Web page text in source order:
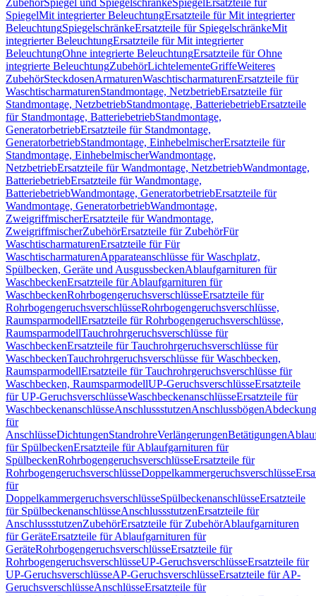
ZubehörSpiegel und SpiegelschränkeSpiegel Ersatzteile für
SpiegelMit integrierter BeleuchtungErsatzteile für Mit integrierter
BeleuchtungSpiegelschränkeErsatzteile für SpiegelschränkeMit
integrierter BeleuchtungErsatzteile für Mit integrierter
BeleuchtungOhne integrierte BeleuchtungErsatzteile für Ohne
integrierte BeleuchtungZubehörLichtelementeGriffeWeiteres
ZubehörSteckdosenArmaturenWaschtischarmaturenErsatzteile für
WaschtischarmaturenStandmontage, NetzbetriebErsatzteile für
Standmontage, NetzbetriebStandmontage, BatteriebetriebErsatzteile
für Standmontage, BatteriebetriebStandmontage,
GeneratorbetriebErsatzteile für Standmontage,
GeneratorbetriebStandmontage, EinhebelmischerErsatzteile für
Standmontage, EinhebelmischerWandmontage,
NetzbetriebErsatzteile für Wandmontage, NetzbetriebWandmontage,
BatteriebetriebErsatzteile für Wandmontage,
BatteriebetriebWandmontage, GeneratorbetriebErsatzteile für
Wandmontage, GeneratorbetriebWandmontage,
ZweigriffmischerErsatzteile für Wandmontage,
ZweigriffmischerZubehörErsatzteile für ZubehörFür
WaschtischarmaturenErsatzteile für Für
WaschtischarmaturenApparateanschlüsse für Waschplatz,
Spülbecken, Geräte und AusgussbeckenAblaufgarnituren für
WaschbeckenErsatzteile für Ablaufgarnituren für
WaschbeckenRohrbogengeruchsverschlüsseErsatzteile für
RohrbogengeruchsverschlüsseRohrbogengeruchsverschlüsse,
RaumsparmodellErsatzteile für Rohrbogengeruchsverschlüsse,
RaumsparmodellTauchrohrgeruchsverschlüsse für
WaschbeckenErsatzteile für Tauchrohrgeruchsverschlüsse für
WaschbeckenTauchrohrgeruchsverschlüsse für Waschbecken,
RaumsparmodellErsatzteile für Tauchrohrgeruchsverschlüsse für
Waschbecken, RaumsparmodellUP-GeruchsverschlüsseErsatzteile
für UP-GeruchsverschlüsseWaschbeckenanschlüsseErsatzteile für
WaschbeckenanschlüsseAnschlussstutzenAnschlussbögen
für
AnschlüsseDichtungenStandrohreVerlängerungenBetätigungen
für SpülbeckenErsatzteile für Ablaufgarnituren für
SpülbeckenRohrbogengeruchsverschlüsseErsatzteile für
RohrbogengeruchsverschlüsseDoppelkammergeruchsverschlüsse
für
DoppelkammergeruchsverschlüsseSpülbeckenanschlüsseErsatzteile
für SpülbeckenanschlüsseAnschlussstutzenErsatzteile für
AnschlussstutzenZubehörErsatzteile für ZubehörAblaufgarnituren
für GeräteErsatzteile für Ablaufgarnituren für
GeräteRohrbogengeruchsverschlüsseErsatzteile für
RohrbogengeruchsverschlüsseUP-GeruchsverschlüsseErsatzteile für
UP-GeruchsverschlüsseAP-GeruchsverschlüsseErsatzteile für AP-
GeruchsverschlüsseAnschlüsseErsatzteile für